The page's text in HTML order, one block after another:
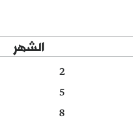
الشهر
2
5
8